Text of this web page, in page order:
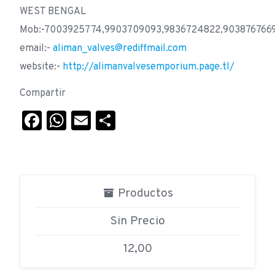
WEST BENGAL
Mob:-
email:- aliman_valves@rediffmail.com
website:- http://alimanvalvesemporium.page.tl/
Compartir
Facebook
WhatsApp
Email
Productos
Sin Precio
12,00